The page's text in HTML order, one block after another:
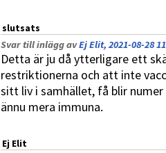
slutsats
Svar till inlägg avEj Elit, 2021-08-28
Detta är ju då ytterligare ett
restriktionerna och att inte
sitt liv i samhället, få blir
ännu mera immuna.
Ej Elit